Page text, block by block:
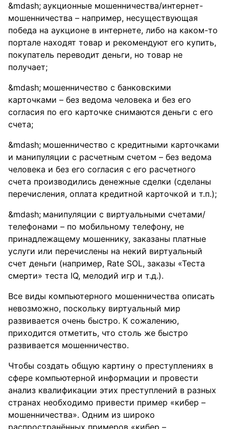
аукционные мошенничества/интернет-
мошенничества – например, несуществующая
победа на аукционе в интернете, либо на каком-то
портале находят товар и рекомендуют его купить,
покупатель переводит деньги, но товар не
получает;
мошенничество с банковскими
карточками – без ведома человека и без его
согласия по его карточке снимаются деньги с его
счета;
мошенничество с кредитными карточками
и манипуляции с расчетным счетом – без ведома
человека и без его согласия с его расчетного
счета производились денежные сделки (сделаны
перечисления, оплата кредитной карточкой и т.п.);
манипуляции с виртуальными счетами/
телефонами – по мобильному телефону, не
принадлежащему мошеннику, заказаны платные
услуги или перечислены на некий виртуальный
счет деньги (например, Rate SOL, заказы «Теста
смерти» теста IQ, мелодий игр и т.д.).
Все виды компьютерного мошенничества описать
невозможно, поскольку виртуальный мир
развивается очень быстро. К сожалению,
приходится отметить, что столь же быстро
развивается мошенничество.
Чтобы создать общую картину о преступлениях в
сфере компьютерной информации и провести
анализ квалификации этих преступлений в разных
странах необходимо привести пример «кибер –
мошенничества». Одним из широко
распространённых примеров «кибер –